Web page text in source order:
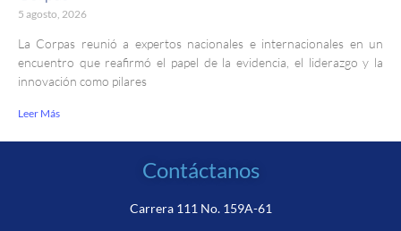
5 agosto, 2026
La Corpas reunió a expertos nacionales e internacionales en un
encuentro que reafirmó el papel de la evidencia, el liderazgo y la
innovación como pilares
Leer Más
Contáctanos
Carrera 111 No. 159A-61